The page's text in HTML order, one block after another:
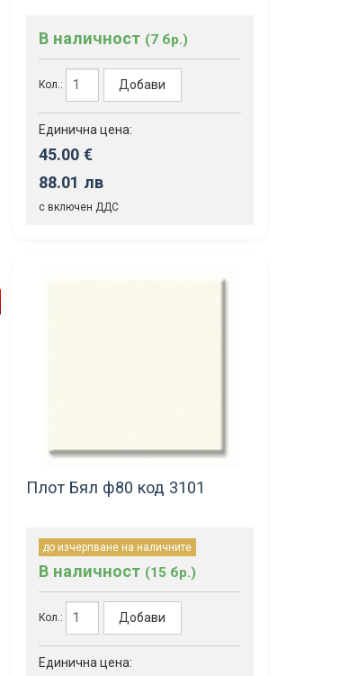
В наличност (7 бр.)
Кол.: Добави
Единична цена:
45.00 €
88.01 лв
с включен ДДС
Плот Бял ф80 код 3101
до изчерпване на наличните
В наличност (15 бр.)
Кол.: Добави
Единична цена: